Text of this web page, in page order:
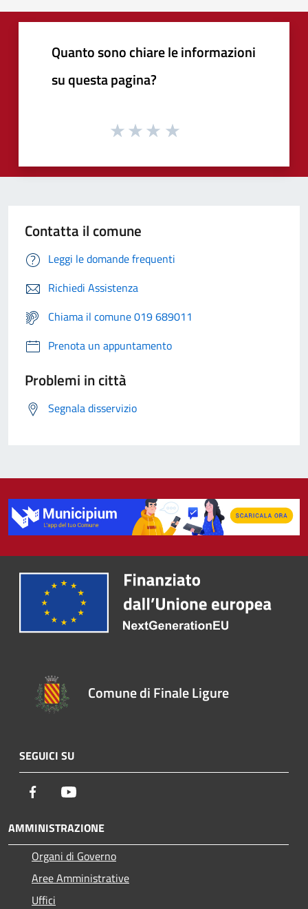
Quanto sono chiare le informazioni
su questa pagina?
Contatta il comune
Leggi le domande frequenti
Richiedi Assistenza
Chiama il comune 019 689011
Prenota un appuntamento
Problemi in città
Segnala disservizio
Comune di Finale Ligure
SEGUICI SU
Facebook
AMMINISTRAZIONE
Organi di Governo
Aree Amministrative
Uffici